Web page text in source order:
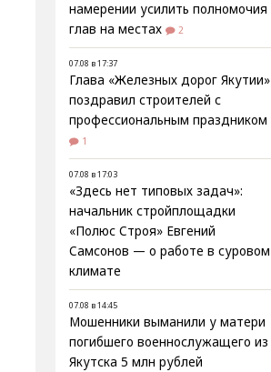
намерении усилить полномочия
глав на местах
2
07.08 в 17:37
Глава «Железных дорог Якутии»
поздравил строителей с
профессиональным праздником
1
07.08 в 17:03
«Здесь нет типовых задач»:
начальник стройплощадки
«Полюс Строя» Евгений
Самсонов — о работе в суровом
климате
07.08 в 14:45
Мошенники выманили у матери
погибшего военнослужащего из
Якутска 5 млн рублей